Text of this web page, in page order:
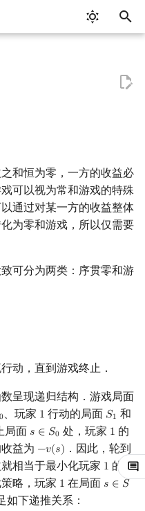
常见技巧
Atom
Eclipse
Notepad++
CLion
Geany
Xcode
GUIDE
Sublime Text
CCR Plus
Lemon
Validator
Interactor
Checker
运算
流程控制语句
高级数据类型
bitset
string
pair
重载运算符
引用
常量
pb_ds
编译优化
插入排序
计数排序
基数排序
堆排序
桶排序
希尔排序
锦标赛排序
Tim 排序
四边形不等式优化
Slope Trick 优化
WQS 二分
左偏树
树分块
Sqrt Tree
猫树
区间最值操作 & 区间历史
Kinetic Tournament Tree
WBLT
替罪羊树
笛卡尔树
红黑树
左偏红黑树
AA 树
可持久化平衡树
可持久化字典树
可持久化可并堆
树状数组套权值线段树
分块套树状数组
Top Tree
树的重心
最近公共祖先
树链剖分
树分治
动态树分治
AHU 算法
树哈希
树上随机游走
同余最短路
圆方树
点/边连通度
费用流
上下界网络流
Stoer–Wagner 算法
一般图最大匹配
一般图最大权匹配
稳定匹配
莫队算法
模拟退火
和恒为零，一方的收益必
可以视为常和游戏的特殊
通过对某一方的收益整体
为零和游戏，所以仅需要
可分为两类：序贯零和游
动，直到游戏终止．
呈现递归结构．游戏局面
0、玩家 1
1 行动的局面 𝑆1
S1 和
局面 𝑠 ∈ 𝑆0
s∈S0 处，玩家 1
1 的
益为 −𝑣(𝑠)
−v(s)
．因此，轮到
相当于最小化玩家 1
1 的收
略，玩家 1
1 在局面 𝑠 ∈ 𝑆
s ∈S
如下递推关系：